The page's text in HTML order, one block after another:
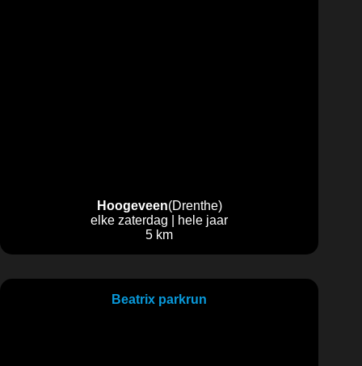
Hoogeveen(Drenthe)
elke zaterdag | hele jaar
5 km
Beatrix parkrun